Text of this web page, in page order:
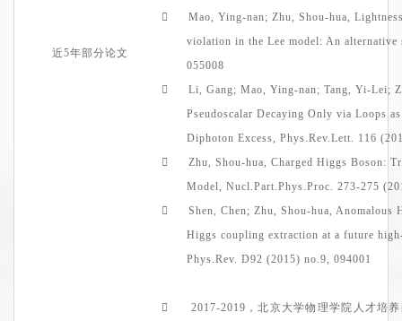
近5年部分论文

Mao, Ying-nan; Zhu, Shou-hua
violation in the Lee model: An alternative
055008

Li, Gang; Mao, Ying-nan; Tang, Yi-Lei;
Pseudoscalar Decaying Only via Loops
Diphoton Excess,
Phys.Rev.Lett . 116

Zhu, Shou-hua
Charged Higgs Boson:
Model,
Nucl.Part.Phys.Proc . 273-275

Shen, Chen; Zhu, Shou-hua
Anomalous
Higgs coupling extraction at a future
Phys.Rev . D92 (2015) no.9, 094001
 2017-2019 ，北京大学物理学院人才培